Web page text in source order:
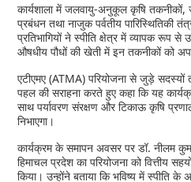
कार्यशाला में जलवायु-अनुकूल कृषि
प्रबंधन तथा नाजुक पर्वतीय पारिस्थितिकी
प्रतिभागियों ने स्पीति क्षेत्र में व्यापक रूप
औषधीय पौधों की खेती में इन तकनीकों को
एटीएमए (ATMA) परियोजना से जुड़े सदस्यों
पहल की सराहना करते हुए कहा कि यह
साथ पर्यावरण संरक्षण और टिकाऊ कृषि
निभाएगा।
कार्यक्रम के समापन अवसर पर डॉ. नीलम
हिमाचल प्रदेश का परियोजना को वित्तीय
किया। उन्होंने बताया कि भविष्य में स्पीति के